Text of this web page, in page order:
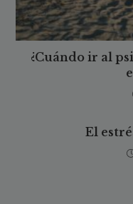
¿Cuándo ir al
El